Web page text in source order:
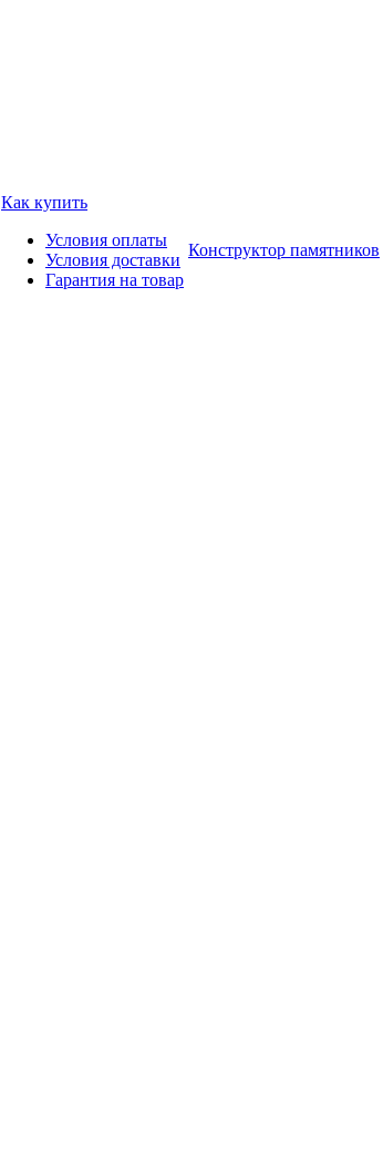
Как купить
Условия оплаты
Условия доставки
Гарантия на товар
Конструктор памятников